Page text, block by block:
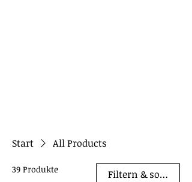
Start All Products
39 Produkte Filtern & sortieren